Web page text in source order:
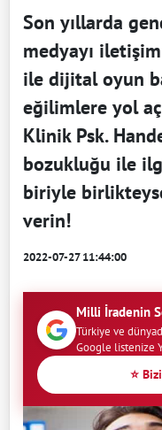
Son yıllarda
medyayı
ile dijital oyun
eğilimlere yol
Klinik Psk.
bozukluğu ile
biriyle
verin!
2022-07-27 11:44:00
Milli İradenin
Türkiye ve
Google listenize
⭐